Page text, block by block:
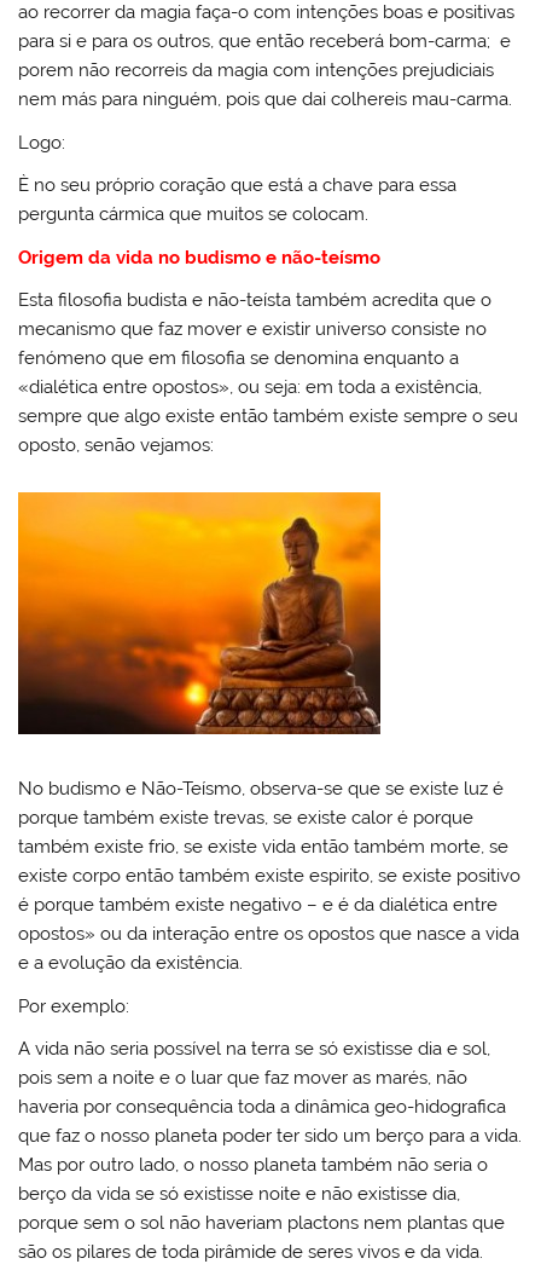
ao recorrer da magia faça-o com intenções boas e positivas
para si e para os outros, que então receberá bom-carma; e
porem não recorreis da magia com intenções prejudiciais
nem más para ninguém, pois que dai colhereis mau-carma.
Logo:
È no seu próprio coração que está a chave para essa
pergunta cármica que muitos se colocam.
Origem da vida no budismo e não-teísmo
Esta filosofia budista e não-teísta também acredita que o
mecanismo que faz mover e existir universo consiste no
fenómeno que em filosofia se denomina enquanto a
«dialética entre opostos», ou seja: em toda a existência,
sempre que algo existe então também existe sempre o seu
oposto, senão vejamos:
No budismo e Não-Teísmo, observa-se que se existe luz é
porque também existe trevas, se existe calor é porque
também existe frio, se existe vida então também morte, se
existe corpo então também existe espirito, se existe positivo
é porque também existe negativo – e é da dialética entre
opostos» ou da interação entre os opostos que nasce a vida
e a evolução da existência.
Por exemplo:
A vida não seria possível na terra se só existisse dia e sol,
pois sem a noite e o luar que faz mover as marés, não
haveria por consequência toda a dinâmica geo-hidografica
que faz o nosso planeta poder ter sido um berço para a vida.
Mas por outro lado, o nosso planeta também não seria o
berço da vida se só existisse noite e não existisse dia,
porque sem o sol não haveriam plactons nem plantas que
são os pilares de toda pirâmide de seres vivos e da vida.